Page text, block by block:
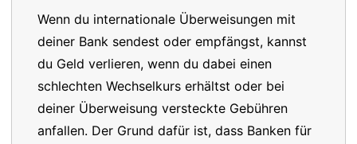
Wenn du internationale Überweisungen mit
deiner Bank sendest oder empfängst, kannst
du Geld verlieren, wenn du dabei einen
schlechten Wechselkurs erhältst oder bei
deiner Überweisung versteckte Gebühren
anfallen. Der Grund dafür ist, dass Banken für